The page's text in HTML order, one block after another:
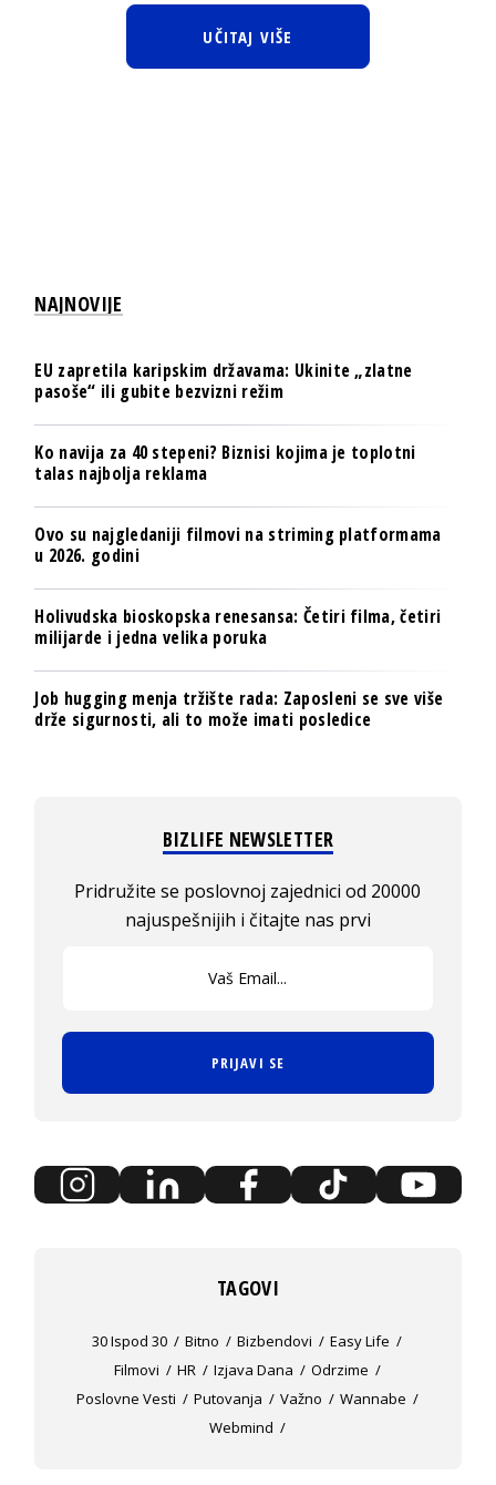
UČITAJ VIŠE
NAJNOVIJE
EU zapretila karipskim državama: Ukinite „zlatne
pasoše“ ili gubite bezvizni režim
Ko navija za 40 stepeni? Biznisi kojima je toplotni
talas najbolja reklama
Ovo su najgledaniji filmovi na striming platformama
u 2026. godini
Holivudska bioskopska renesansa: Četiri filma, četiri
milijarde i jedna velika poruka
Job hugging menja tržište rada: Zaposleni se sve više
drže sigurnosti, ali to može imati posledice
BIZLIFE NEWSLETTER
Pridružite se poslovnoj zajednici od 20000
najuspešnijih i čitajte nas prvi
PRIJAVI SE
TAGOVI
30 Ispod 30 Bitno Bizbendovi
Easy Life
Filmovi
HR Izjava Dana
Odrzime
Poslovne Vesti
Putovanja Važno
Wannabe
Webmind